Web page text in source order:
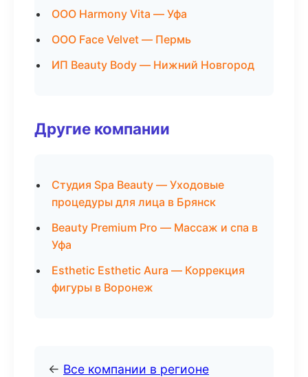
ООО Harmony Vita — Уфа
ООО Face Velvet — Пермь
ИП Beauty Body — Нижний Новгород
Другие компании
Студия Spa Beauty — Уходовые
процедуры для лица в Брянск
Beauty Premium Pro — Массаж и спа в
Уфа
Esthetic Esthetic Aura — Коррекция
фигуры в Воронеж
← Все компании в регионе